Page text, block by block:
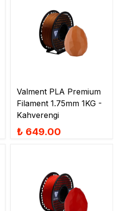
Valment PLA Premium
Filament 1.75mm 1KG -
Kahverengi
₺ 649.00